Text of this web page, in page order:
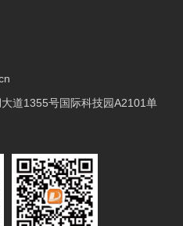
道1355号国际科技园A2101单